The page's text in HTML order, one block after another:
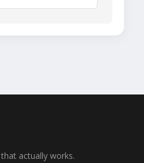
actually works.